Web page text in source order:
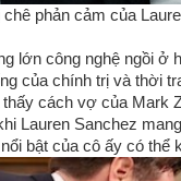
chê phản cảm của
lớn công nghệ ngồi ở
của chính trị và thời
thấy cách vợ của Mark
Lauren Sanchez
bật của cô ấy có thể